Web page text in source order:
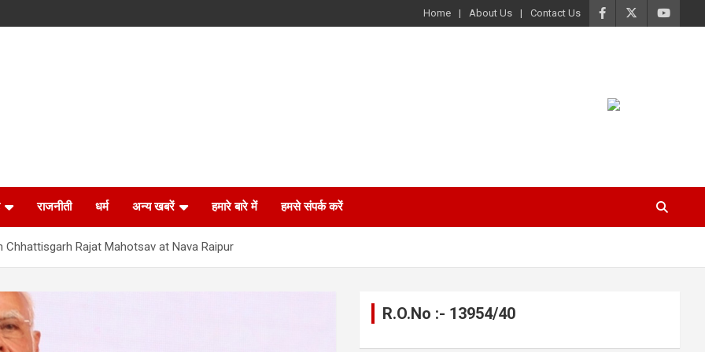
Home About Us Contact Us
राजनीती धर्म अन्य खबरें हमारे बारे में हमसे संपर्क करें
Chhattisgarh Rajat Mahotsav at Nava Raipur
R.O.No :- 13954/40